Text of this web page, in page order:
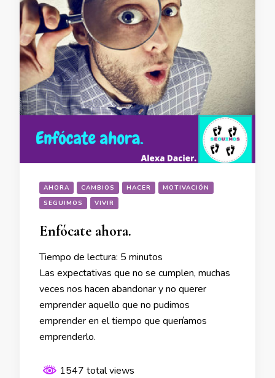
AHORA CAMBIOS HACER
MOTIVACIÓN
SEGUIMOS
VIVIR
Enfócate ahora.
Tiempo de lectura: 5 minutos
Las expectativas que no se cumplen, muchas
veces nos hacen abandonar y no querer
emprender aquello que no pudimos
emprender en el tiempo que queríamos
emprenderlo.
1547 total views